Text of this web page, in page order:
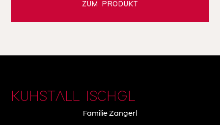
ZUM PRODUKT
KUHSTALL ISCHGL
Familie Zangerl